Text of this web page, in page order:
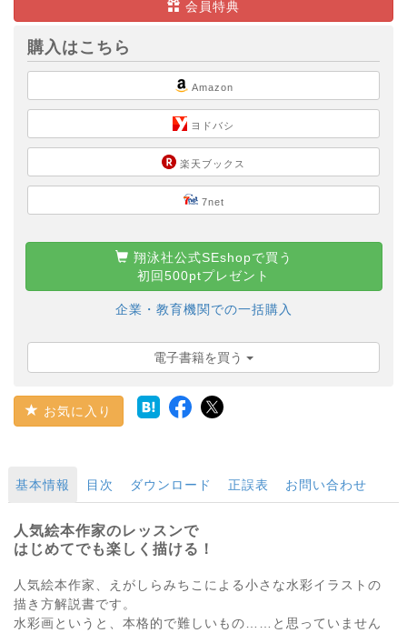
会員特典
購入はこちら
Amazon
ヨドバシ
楽天ブックス
7net
翔泳社公式SEshopで買う
初回500ptプレゼント
企業・教育機関での一括購入
電子書籍を買う
お気に入り
基本情報 目次 ダウンロード 正誤表 お問い合わせ
人気絵本作家のレッスンで
はじめてでも楽しく描ける！
人気絵本作家、えがしらみちこによる小さな水彩イラストの
描き方解説書です。
水彩画というと、本格的で難しいもの……と思っていません